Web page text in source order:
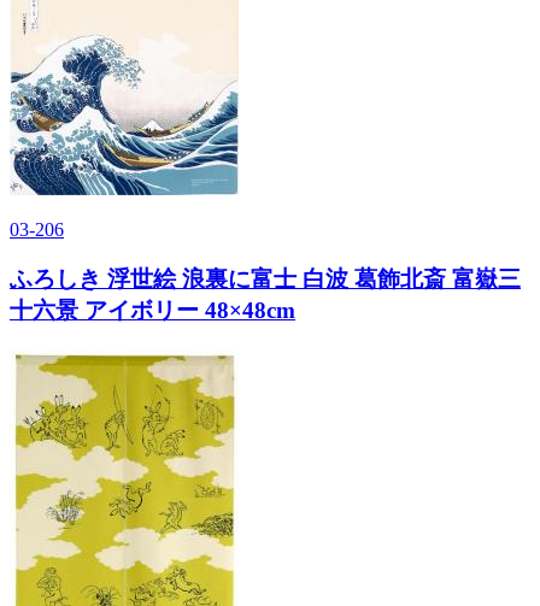
03-206
ふろしき 浮世絵 浪裏に富士 白波 葛飾北斎 富嶽三
十六景 アイボリー 48×48cm